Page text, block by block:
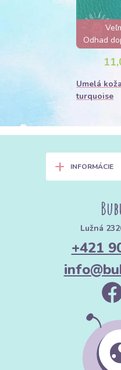
Odhad
Umelá
turquoise
+ INFORMÁCIE
Lužná
+421